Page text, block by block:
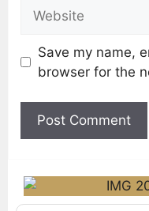
Save my name,
browser for the